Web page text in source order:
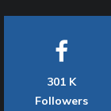
301 K
Followers